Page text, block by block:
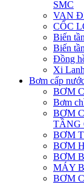
SMC
VAN
CỐC
Biến
Biến
Đồng
Xi
Bơm cấp
BƠM
Bơm
BƠM
TẦNG
BƠM
BƠM
BƠM
MÁY
BƠM